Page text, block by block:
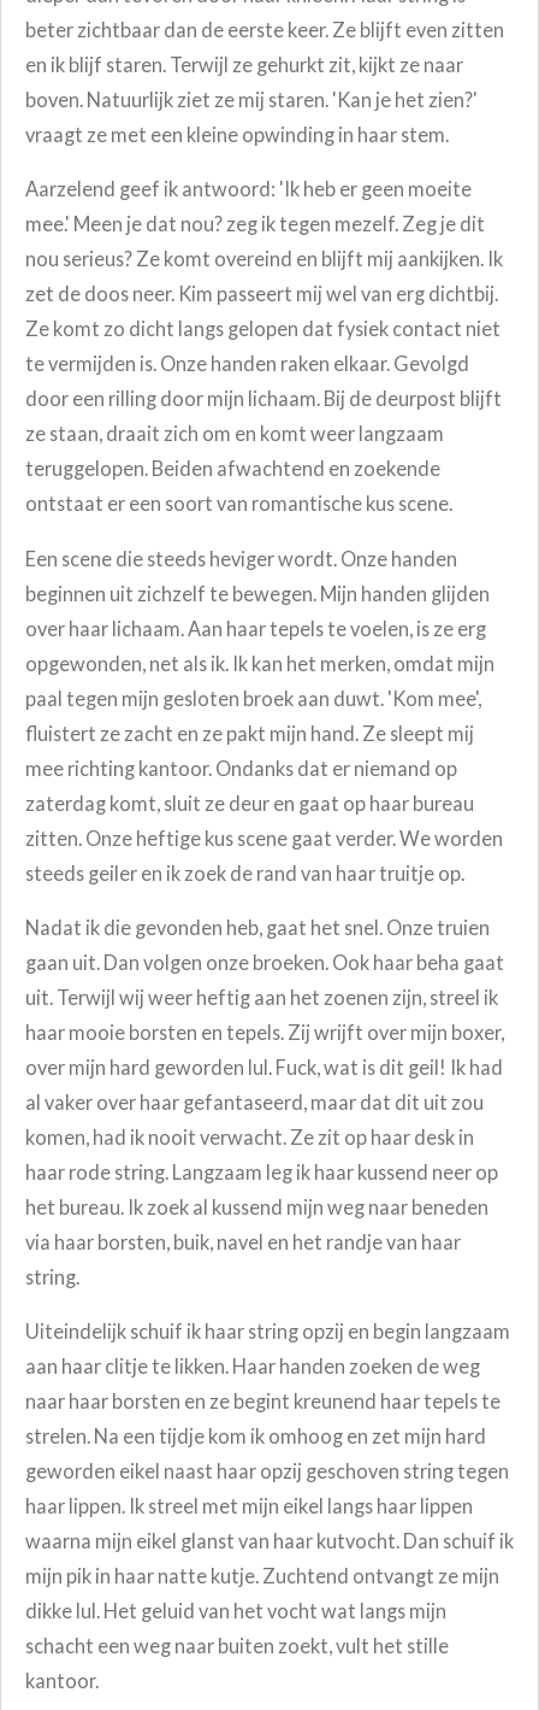
beter zichtbaar dan de eerste keer. Ze blijft even zitten
en ik blijf staren. Terwijl ze gehurkt zit, kijkt ze naar
boven. Natuurlijk ziet ze mij staren. 'Kan je het zien?'
vraagt ze met een kleine opwinding in haar stem.
Aarzelend geef ik antwoord: 'Ik heb er geen moeite
mee.' Meen je dat nou? zeg ik tegen mezelf. Zeg je dit
nou serieus? Ze komt overeind en blijft mij aankijken. Ik
zet de doos neer. Kim passeert mij wel van erg dichtbij.
Ze komt zo dicht langs gelopen dat fysiek contact niet
te vermijden is. Onze handen raken elkaar. Gevolgd
door een rilling door mijn lichaam. Bij de deurpost blijft
ze staan, draait zich om en komt weer langzaam
teruggelopen. Beiden afwachtend en zoekende
ontstaat er een soort van romantische kus scene.
Een scene die steeds heviger wordt. Onze handen
beginnen uit zichzelf te bewegen. Mijn handen glijden
over haar lichaam. Aan haar tepels te voelen, is ze erg
opgewonden, net als ik. Ik kan het merken, omdat mijn
paal tegen mijn gesloten broek aan duwt. 'Kom mee',
fluistert ze zacht en ze pakt mijn hand. Ze sleept mij
mee richting kantoor. Ondanks dat er niemand op
zaterdag komt, sluit ze deur en gaat op haar bureau
zitten. Onze heftige kus scene gaat verder. We worden
steeds geiler en ik zoek de rand van haar truitje op.
Nadat ik die gevonden heb, gaat het snel. Onze truien
gaan uit. Dan volgen onze broeken. Ook haar beha gaat
uit. Terwijl wij weer heftig aan het zoenen zijn, streel ik
haar mooie borsten en tepels. Zij wrijft over mijn boxer,
over mijn hard geworden lul. Fuck, wat is dit geil! Ik had
al vaker over haar gefantaseerd, maar dat dit uit zou
komen, had ik nooit verwacht. Ze zit op haar desk in
haar rode string. Langzaam leg ik haar kussend neer op
het bureau. Ik zoek al kussend mijn weg naar beneden
via haar borsten, buik, navel en het randje van haar
string.
Uiteindelijk schuif ik haar string opzij en begin langzaam
aan haar clitje te likken. Haar handen zoeken de weg
naar haar borsten en ze begint kreunend haar tepels te
strelen. Na een tijdje kom ik omhoog en zet mijn hard
geworden eikel naast haar opzij geschoven string tegen
haar lippen. Ik streel met mijn eikel langs haar lippen
waarna mijn eikel glanst van haar kutvocht. Dan schuif ik
mijn pik in haar natte kutje. Zuchtend ontvangt ze mijn
dikke lul. Het geluid van het vocht wat langs mijn
schacht een weg naar buiten zoekt, vult het stille
kantoor.